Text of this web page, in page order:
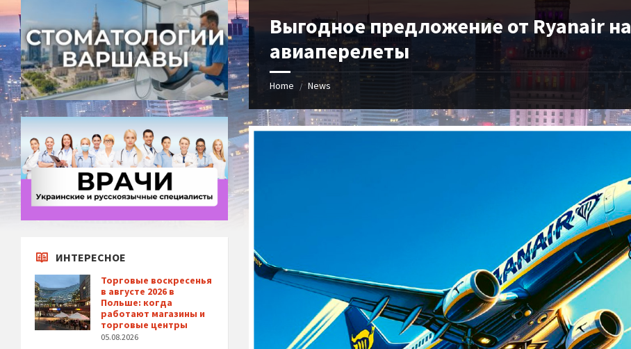
Выгодное предложение от Ryanair на
авиаперелеты
Home / News
ИНТЕРЕСНОЕ
Торговые воскресенья
в августе 2026 в
Польше: когда
работают магазины и
торговые центры
05.08.2026